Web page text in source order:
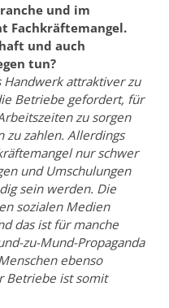
und im
Fachkräftemangel.
und auch
tun?
Handwerk attraktiver zu
Betriebe gefordert, für
zu sorgen
zu zahlen. Allerdings
nur schwer
und Umschulungen
sein werden. Die
sozialen Medien
das ist für manche
zu-Mund-Propaganda
ebenso
Betriebe ist somit